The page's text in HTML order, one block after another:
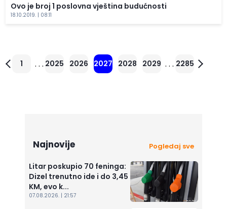
Ovo je broj 1 poslovna vještina budućnosti
18.10.2019. | 08:11
1 . . . 2025 2026 2027 2028 2029 . . . 2285
Najnovije Pogledaj sve
Litar poskupio 70 feninga:
Dizel trenutno ide i do 3,45
KM, evo k...
07.08.2026. | 21:57